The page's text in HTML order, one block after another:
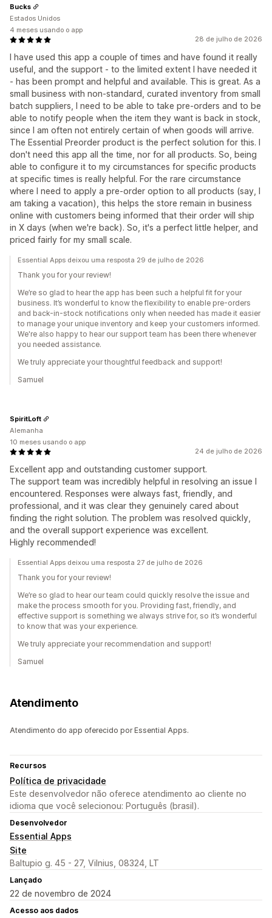
28 de julho de 2026
I have used this app a couple of times and have found it really
useful, and the support - to the limited extent I have needed it
- has been prompt and helpful and available. This is great. As a
small business with non-standard, curated inventory from small
batch suppliers, I need to be able to take pre-orders and to be
able to notify people when the item they want is back in stock,
since I am often not entirely certain of when goods will arrive.
The Essential Preorder product is the perfect solution for this. I
don't need this app all the time, nor for all products. So, being
able to configure it to my circumstances for specific products
at specific times is really helpful. For the rare circumstance
where I need to apply a pre-order option to all products (say, I
am taking a vacation), this helps the store remain in business
online with customers being informed that their order will ship
in X days (when we're back). So, it's a perfect little helper, and
priced fairly for my small scale.
Bucks
Estados Unidos
4 meses usando o app
Essential Apps deixou uma resposta 29 de julho de 2026
Thank you for your review!
We’re so glad to hear the app has been such a helpful fit for your
business. It’s wonderful to know the flexibility to enable pre-orders
and back-in-stock notifications only when needed has made it easier
to manage your unique inventory and keep your customers informed.
We're also happy to hear our support team has been there whenever
you needed assistance.
We truly appreciate your thoughtful feedback and support!
Samuel
24 de julho de 2026
Excellent app and outstanding customer support.
The support team was incredibly helpful in resolving an issue I
encountered. Responses were always fast, friendly, and
professional, and it was clear they genuinely cared about
finding the right solution. The problem was resolved quickly,
and the overall support experience was excellent.
Highly recommended!
SpiritLoft
Alemanha
10 meses usando o app
Essential Apps deixou uma resposta 27 de julho de 2026
Thank you for your review!
We’re so glad to hear our team could quickly resolve the issue and
make the process smooth for you. Providing fast, friendly, and
effective support is something we always strive for, so it’s wonderful
to know that was your experience.
We truly appreciate your recommendation and support!
Samuel
Atendimento
Atendimento do app oferecido por Essential Apps.
Recursos
Política de privacidade
Este desenvolvedor não oferece atendimento ao cliente no
idioma que você selecionou: Português (brasil).
Desenvolvedor
Essential Apps
Site
Baltupio g. 45 - 27, Vilnius, 08324, LT
Lançado
22 de novembro de 2024
Acesso aos dados